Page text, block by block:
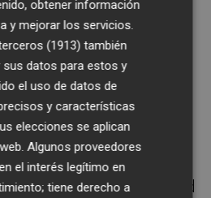
(2-0), fueron un
que andaba
a ese respiro
pasado viernes y
la tercera victoria en
De momento, sólo
al Alavés y al Valladolid
obtener información
y mejorar los servicios.
(1913) también
sus datos para estos y
el uso de datos de
y características
elecciones se aplican
Algunos proveedores
el interés legítimo en
tiene derecho a